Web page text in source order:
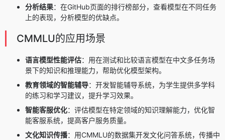
分析结果：在GitHub页面的排行榜部分，查看模型在不同任务
上的表现，分析模型的优缺点。
CMMLU的应用场景
语言模型性能评估：用在测试和比较语言模型在中文多任务场
景下的知识和推理能力，帮助优化模型架构。
教育领域的智能辅导：开发智能辅导系统，为学生提供多学科
的练习和学习建议，提升学习效果。
智能客服优化：评估模型在特定领域的知识理解能力，优化智
能客服系统，提高客户服务质量。
文化知识传播：用CMMLU的数据集开发文化问答系统，传播中